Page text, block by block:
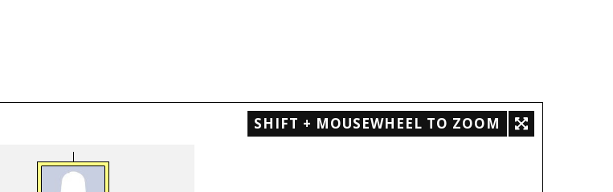
SHIFT + MOUSEWHEEL TO ZOOM